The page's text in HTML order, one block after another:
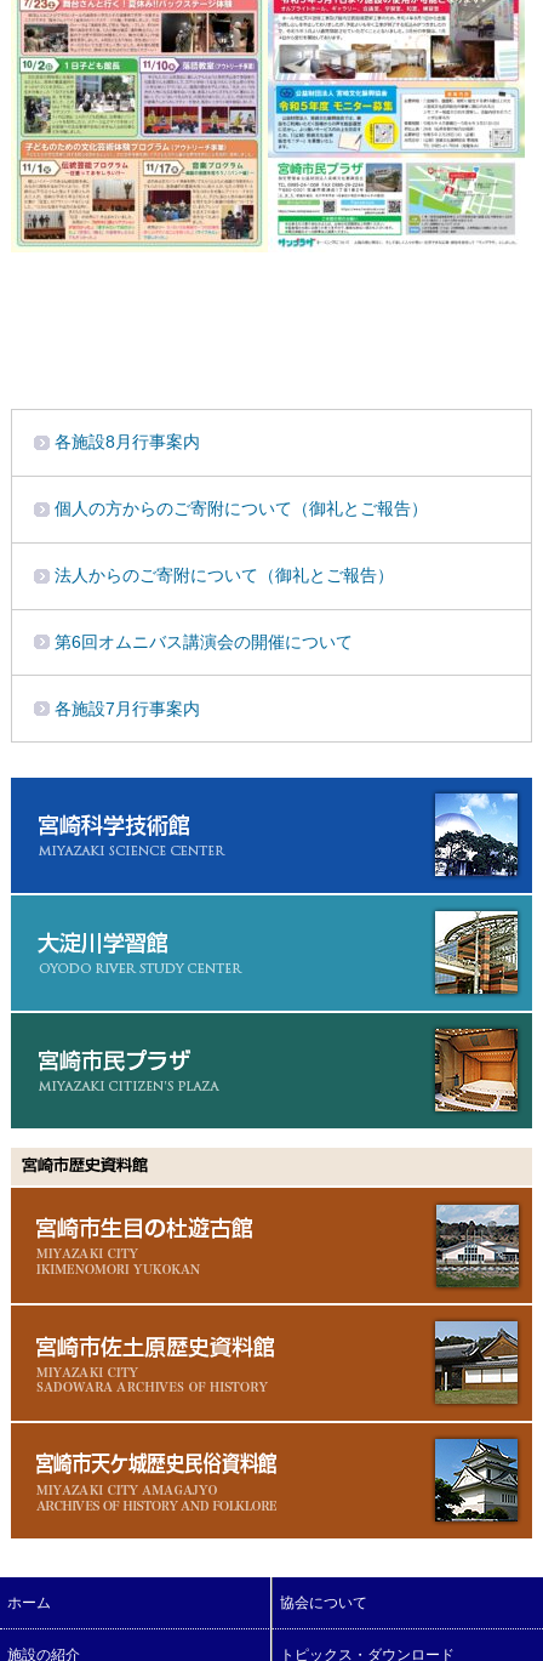
各施設8月行事案内
個人の方からのご寄附について（御礼とご報告）
法人からのご寄附について（御礼とご報告）
第6回オムニバス講演会の開催について
各施設7月行事案内
ホーム 協会について
施設の紹介 トピックス・ダウンロード